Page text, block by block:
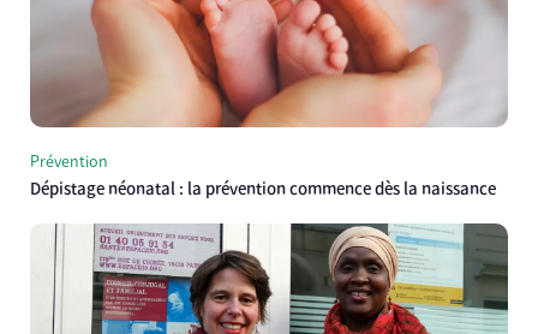
Prévention
Dépistage néonatal : la prévention commence dès la naissance